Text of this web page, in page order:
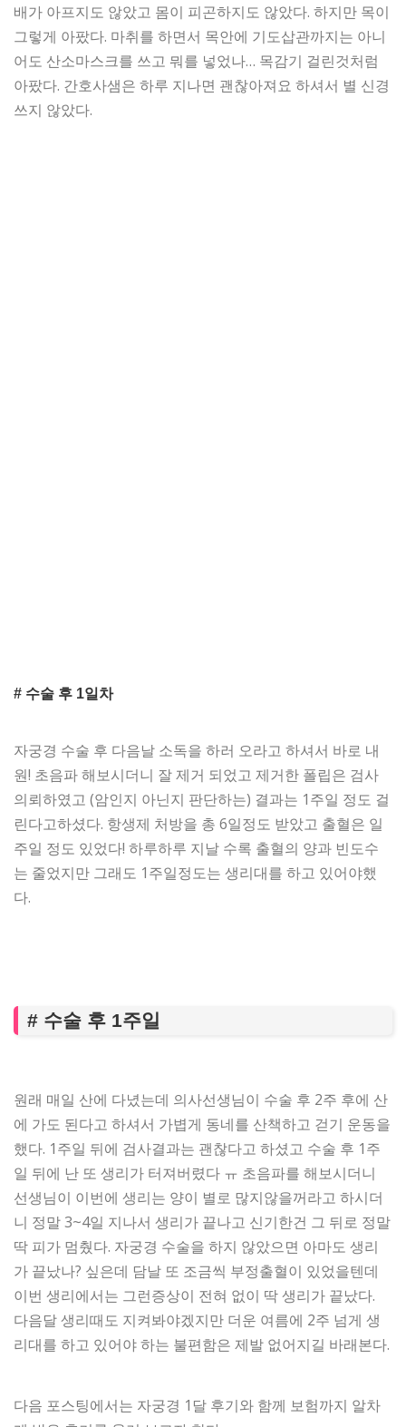
배가 아프지도 않았고 몸이 피곤하지도 않았다. 하지만 목이
그렇게 아팠다. 마취를 하면서 목안에 기도삽관까지는 아니
어도 산소마스크를 쓰고 뭐를 넣었나… 목감기 걸린것처럼
아팠다. 간호사샘은 하루 지나면 괜찮아져요 하셔서 별 신경
쓰지 않았다.
# 수술 후 1일차
자궁경 수술 후 다음날 소독을 하러 오라고 하셔서 바로 내
원! 초음파 해보시더니 잘 제거 되었고 제거한 폴립은 검사
의뢰하였고 (암인지 아닌지 판단하는) 결과는 1주일 정도 걸
린다고하셨다. 항생제 처방을 총 6일정도 받았고 출혈은 일
주일 정도 있었다! 하루하루 지날 수록 출혈의 양과 빈도수
는 줄었지만 그래도 1주일정도는 생리대를 하고 있어야했
다.
# 수술 후 1주일
원래 매일 산에 다녔는데 의사선생님이 수술 후 2주 후에 산
에 가도 된다고 하셔서 가볍게 동네를 산책하고 걷기 운동을
했다. 1주일 뒤에 검사결과는 괜찮다고 하셨고 수술 후 1주
일 뒤에 난 또 생리가 터져버렸다 ㅠ 초음파를 해보시더니
선생님이 이번에 생리는 양이 별로 많지않을꺼라고 하시더
니 정말 3~4일 지나서 생리가 끝나고 신기한건 그 뒤로 정말
딱 피가 멈췄다. 자궁경 수술을 하지 않았으면 아마도 생리
가 끝났나? 싶은데 담날 또 조금씩 부정출혈이 있었을텐데
이번 생리에서는 그런증상이 전혀 없이 딱 생리가 끝났다.
다음달 생리때도 지켜봐야겠지만 더운 여름에 2주 넘게 생
리대를 하고 있어야 하는 불편함은 제발 없어지길 바래본다.
다음 포스팅에서는 자궁경 1달 후기와 함께 보험까지 알차